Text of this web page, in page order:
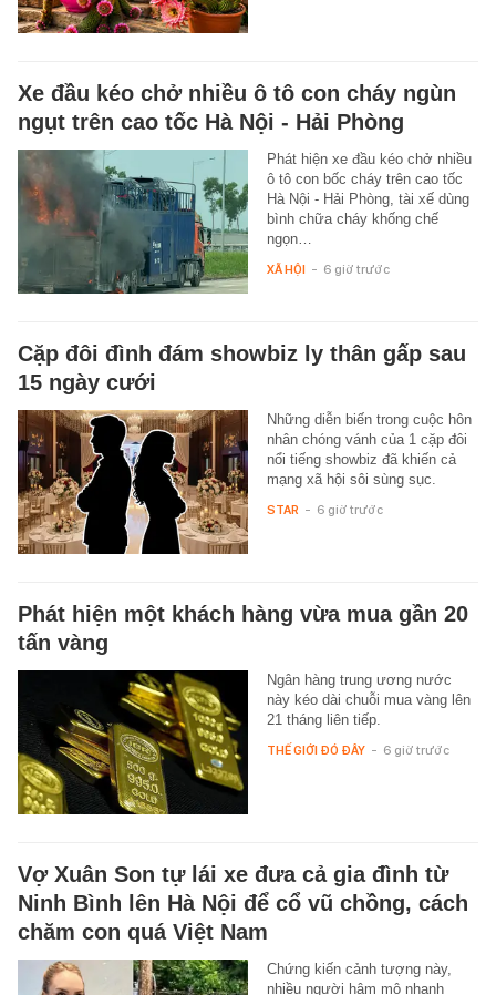
Xe đầu kéo chở nhiều ô tô con cháy ngùn
ngụt trên cao tốc Hà Nội - Hải Phòng
Phát hiện xe đầu kéo chở nhiều
ô tô con bốc cháy trên cao tốc
Hà Nội - Hải Phòng, tài xế dùng
bình chữa cháy khống chế
ngọn…
XÃ HỘI - 6 giờ trước
Cặp đôi đình đám showbiz ly thân gấp sau
15 ngày cưới
Những diễn biến trong cuộc hôn
nhân chóng vánh của 1 cặp đôi
nổi tiếng showbiz đã khiến cả
mạng xã hội sôi sùng sục.
STAR - 6 giờ trước
Phát hiện một khách hàng vừa mua gần 20
tấn vàng
Ngân hàng trung ương nước
này kéo dài chuỗi mua vàng lên
21 tháng liên tiếp.
THẾ GIỚI ĐÓ ĐÂY - 6 giờ trước
Vợ Xuân Son tự lái xe đưa cả gia đình từ
Ninh Bình lên Hà Nội để cổ vũ chồng, cách
chăm con quá Việt Nam
Chứng kiến cảnh tượng này,
nhiều người hâm mộ nhanh